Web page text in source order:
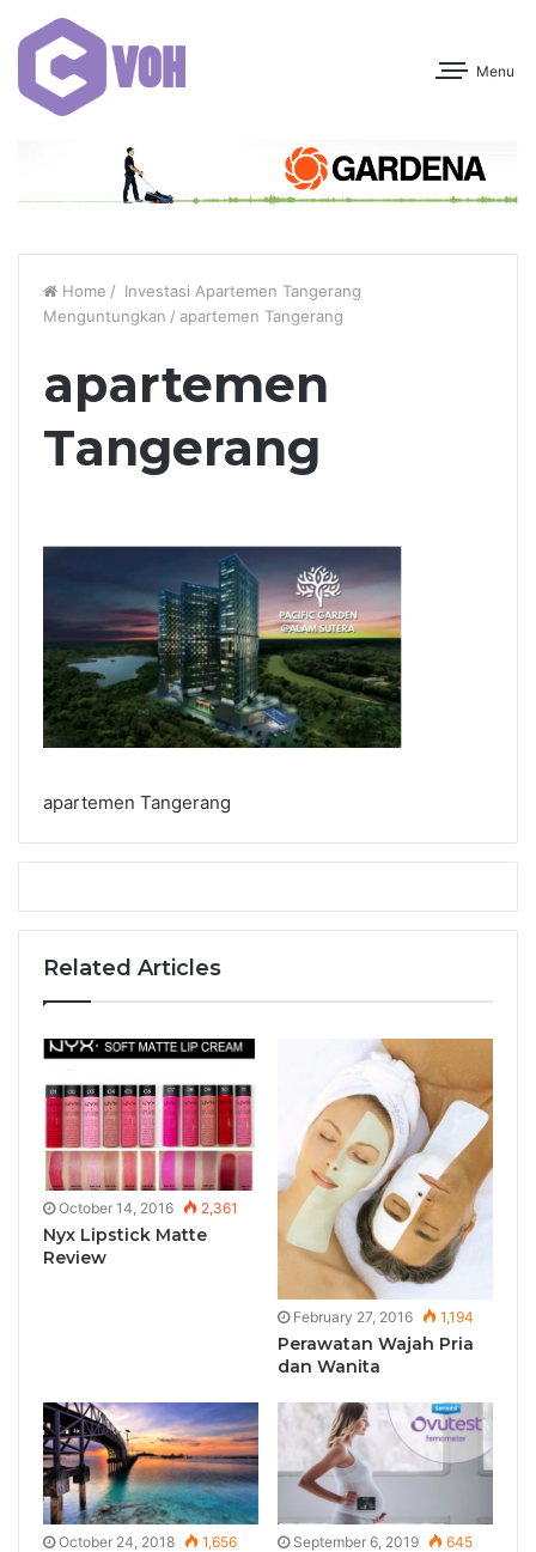
Menu
Home / Investasi Apartemen Tangerang
Menguntungkan / apartemen Tangerang
apartemen
Tangerang
apartemen Tangerang
Related Articles
October 14, 2016 2,361
Nyx Lipstick Matte
Review
February 27, 2016 1,194
Perawatan Wajah Pria
dan Wanita
October 24, 2018 1,656 September 6, 2019 645